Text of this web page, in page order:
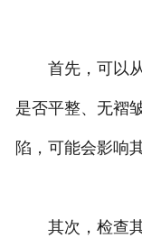
首先，可以从
是否平整、无褶
陷，可能会影响
其次，检查其